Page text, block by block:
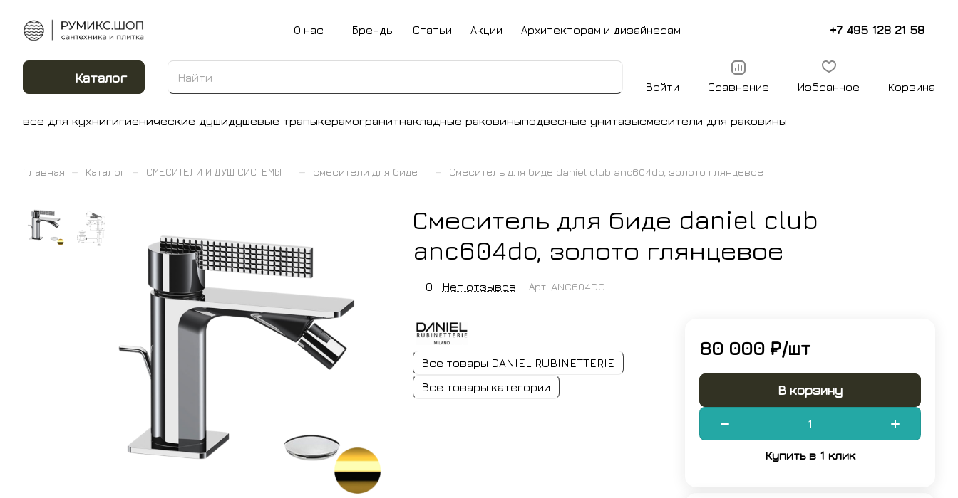
О нас Бренды Статьи Акции Архитекторам и дизайнерам +7 495 128 21 58
Каталог
Войти Сравнение Избранное Корзина
все для кухнигигиенические душидушевые трапыкерамогранитнакладные раковиныподвесные унитазысмесители для раковины
Главная – Каталог – СМЕСИТЕЛИ И ДУШ СИСТЕМЫ – смесители для биде – Смеситель для биде daniel club anc604do, золото глянцевое
Смеситель для биде daniel club
anc604do, золото глянцевое
0 Нет отзывов Арт. ANC604DO
Все товары DANIEL RUBINETTERIE
Все товары категории
80 000 ₽/шт
В корзину
Купить в 1 клик